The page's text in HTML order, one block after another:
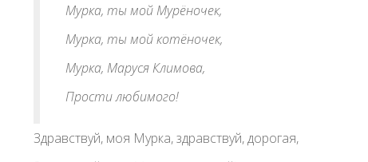
Мурка, ты мой Мурёночек,
Мурка, ты мой котёночек,
Мурка, Маруся Климова,
Прости любимого!
Здравствуй, моя Мурка, здравствуй, дорогая,